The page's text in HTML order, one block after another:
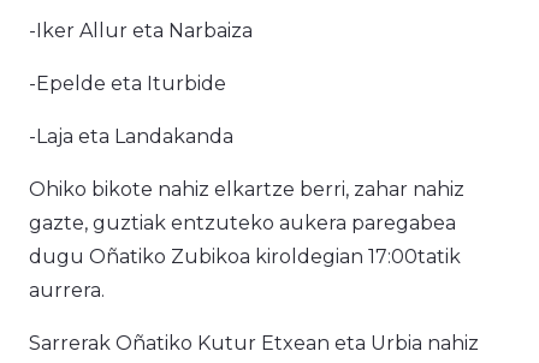
-Iker Allur eta Narbaiza
-Epelde eta Iturbide
-Laja eta Landakanda
Ohiko bikote nahiz elkartze berri, zahar nahiz
gazte, guztiak entzuteko aukera paregabea
dugu Oñatiko Zubikoa kiroldegian 17:00tatik
aurrera.
Sarrerak Oñatiko Kutur Etxean eta Urbia nahiz